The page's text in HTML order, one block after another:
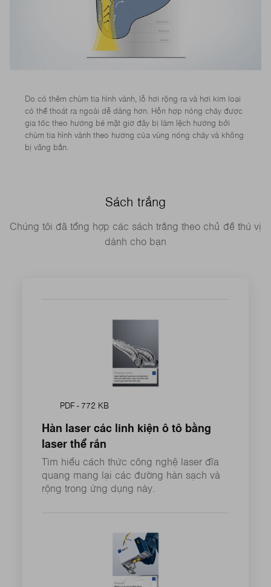
Do có thêm chùm tia hình vành, lỗ hơi rộng ra và hơi kim loại
có thể thoát ra ngoài dễ dàng hơn. Hỗn hợp nóng chảy được
gia tốc theo hướng bề mặt giờ đây bị làm lệch hướng bởi
chùm tia hình vành theo hướng của vùng nóng chảy và không
bị văng bắn.
Sách trắng
Chúng tôi đã tổng hợp các sách trắng theo chủ đề thú vị
dành cho bạn
PDF - 772 KB
Hàn laser các linh kiện ô tô bằng
laser thể rắn
Tìm hiểu cách thức công nghệ laser đĩa
quang mang lại các đường hàn sạch và
rộng trong ứng dụng này.